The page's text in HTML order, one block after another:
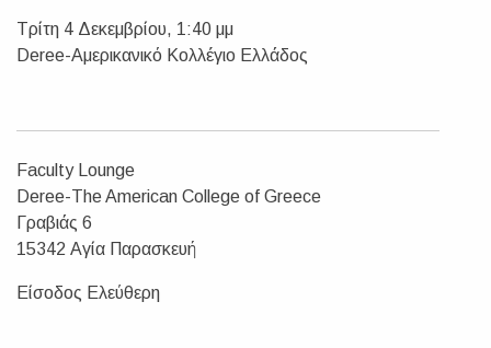
Τρίτη 4 Δεκεμβρίου, 1:40 μμ
Deree-Αμερικανικό Κολλέγιο Ελλάδος
Faculty Lounge
Deree-The American College of Greece
Γραβιάς 6
15342 Αγία Παρασκευή
Είσοδος Ελεύθερη